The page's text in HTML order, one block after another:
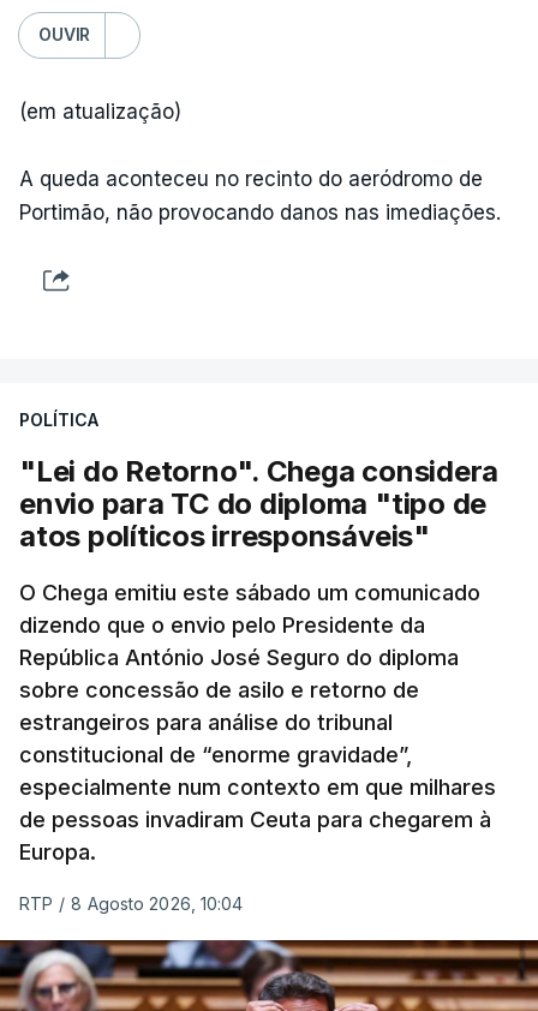
OUVIR
(em atualização)
A queda aconteceu no recinto do aeródromo de
Portimão, não provocando danos nas imediações.
POLÍTICA
"Lei do Retorno". Chega considera
envio para TC do diploma "tipo de
atos políticos irresponsáveis"
O Chega emitiu este sábado um comunicado
dizendo que o envio pelo Presidente da
República António José Seguro do diploma
sobre concessão de asilo e retorno de
estrangeiros para análise do tribunal
constitucional de “enorme gravidade”,
especialmente num contexto em que milhares
de pessoas invadiram Ceuta para chegarem à
Europa.
RTP / 8 Agosto 2026, 10:04